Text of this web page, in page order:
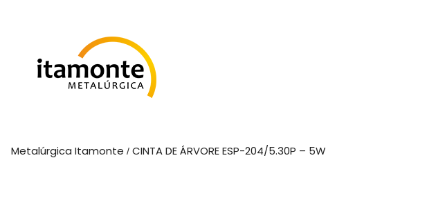
Metalúrgica Itamonte / CINTA DE ÁRVORE ESP-204/5.30P – 5W